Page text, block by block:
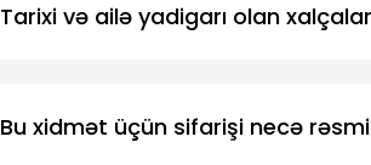
Tarixi və ailə yadigarı olan
Bu xidmət üçün sifarişi necə